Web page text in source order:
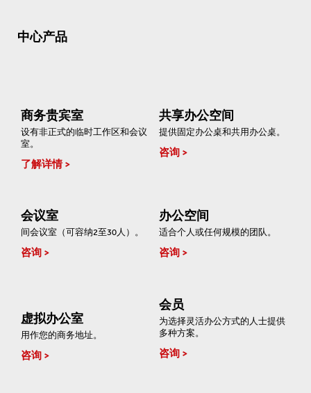
中心产品
商务贵宾室
设有非正式的临时工作区和会议
室。
了解详情
共享办公空间
提供固定办公桌和共用办公桌。
咨询
会议室
间会议室（可容纳2至30人）。
咨询
办公空间
适合个人或任何规模的团队。
咨询
虚拟办公室
用作您的商务地址。
咨询
会员
为选择灵活办公方式的人士提供
多种方案。
咨询